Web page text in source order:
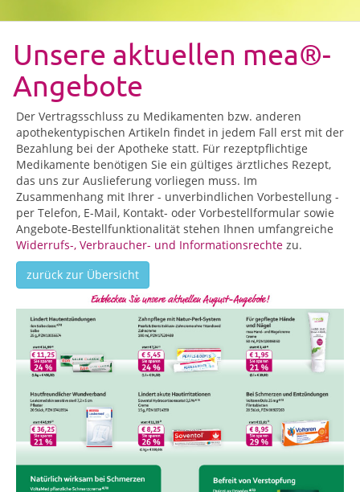
Unsere aktuellen mea®-
Angebote
Der Vertragsschluss zu Medikamenten bzw. anderen
apothekentypischen Artikeln findet in jedem Fall erst mit der
Bezahlung bei der Apotheke statt. Für rezeptpflichtige
Medikamente benötigen Sie ein gültiges ärztliches Rezept,
das uns zur Auslieferung vorliegen muss. Im
Zusammenhang mit Ihrer - unverbindlichen Vorbestellung -
per Telefon, E-Mail, Kontakt- oder Vorbestellformular sowie
Angebote-Bestellfunktionalität stehen Ihnen umfangreiche
Widerrufs-, Verbraucher- und Informationsrechte zu.
zurück zur Übersicht